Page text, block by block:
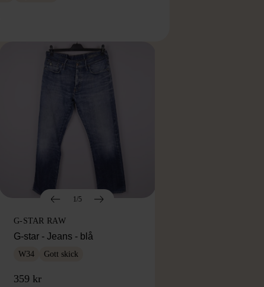
1/5
G-STAR RAW
G-star - Jeans - blå
W34 Gott skick
359 kr